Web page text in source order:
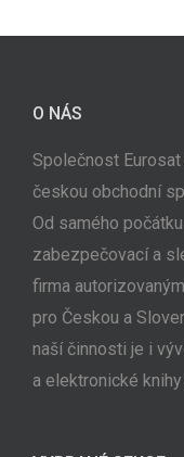
O NÁS
Společnost
českou obchodní
Od samého
zabezpečovací a
firma
pro Českou a
naší činnosti je i
a elektronické